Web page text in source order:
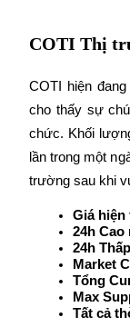
Trở thành
Tận hưởng
Thông tin
COTI Thị
COTI hiện
cho thấy sự
chức. Khối
lần trong một
trường sau khi
Giá hiện
24h Cao
24h
Market
Tổng
Max
Tất cả